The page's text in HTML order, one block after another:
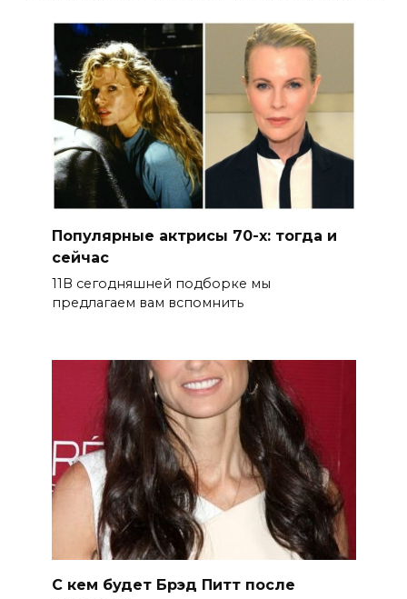
Популярные актрисы 70-х: тогда и
сейчас
11В сегодняшней подборке мы
предлагаем вам вспомнить
С кем будет Брэд Питт после